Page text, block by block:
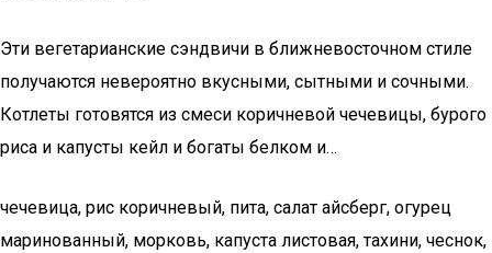
Эти вегетарианские сэндвичи в ближневосточном стиле
получаются невероятно вкусными, сытными и сочными.
Котлеты готовятся из смеси коричневой чечевицы, бурого
риса и капусты кейл и богаты белком и…
чечевица, рис коричневый, пита, салат айсберг, огурец
маринованный, морковь, капуста листовая, тахини, чеснок,